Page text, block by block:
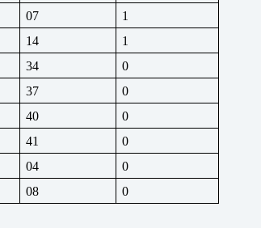
07
1
14
1
34
0
37
0
40
0
41
0
04
0
08 0